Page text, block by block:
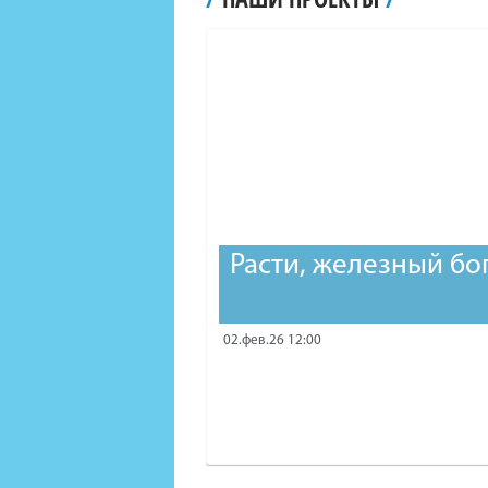
Расти, железный
02.фев.26 12:00